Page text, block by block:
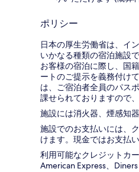
ポリシー
日本の厚生労働省は、イ
いかなる種類の宿泊施設
お客様の宿泊に際し、国
ートのご提示を義務付け​
は、ご宿泊者全員のパス
課せられておりますの​で
施設には消火器、煙感知
施設でのお支払いには、
けます。現金ではお支払
利用可能なクレジットカ
American Express、